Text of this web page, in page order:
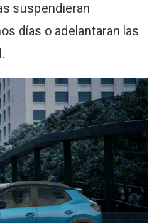
suspendieran
días o adelantaran las